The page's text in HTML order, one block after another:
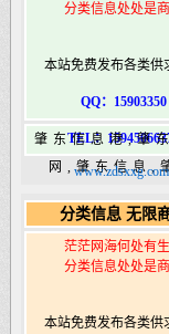
分类信息处处是
本站免费发布各类供
QQ：15903350
TEL：
肇东信息港,肇
网,肇东信息,
港
www.zdsxxg.com
分类信息 无限
茫茫网海何处有
分类信息处处是
本站免费发布各类供